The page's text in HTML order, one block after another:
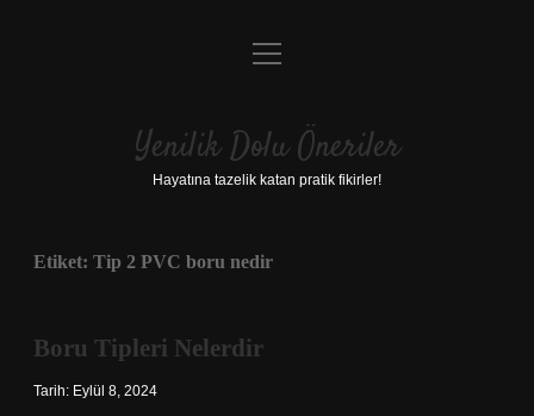
Anasayfa
Yasal Uyarı
menüyü
Yenilik Dolu Öneriler
Hayatına tazelik katan pratik fikirler!
Etiket: Tip 2 PVC boru nedir
Boru Tipleri Nelerdir
Tarih: Eylül 8, 2024